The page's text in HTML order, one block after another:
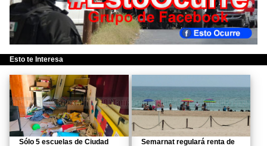
Esto te Interesa
Sólo 5 escuelas de Ciudad
Semarnat regulará renta de